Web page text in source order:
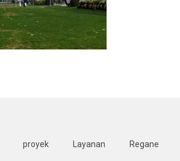
proyek Layanan Regane